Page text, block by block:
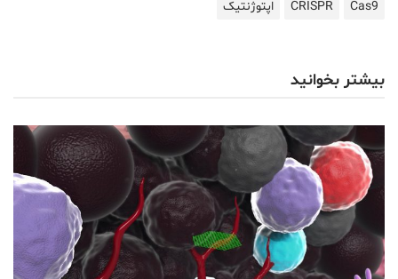
Cas9
CRISPR اپتوژنتیک
بیشتر بخوانید